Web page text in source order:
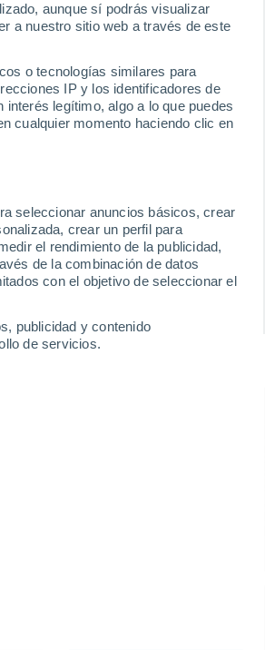
aunque sí podrás visualizar
a nuestro sitio web a través de este
o tecnologías similares para
IP y los identificadores de
legítimo, algo a lo que puedes
cualquier momento haciendo clic en
seleccionar anuncios básicos, crear
crear un perfil para
el rendimiento de la publicidad,
de la combinación de datos
con el objetivo de seleccionar el
publicidad y contenido
de servicios.
es hogar de un bosque